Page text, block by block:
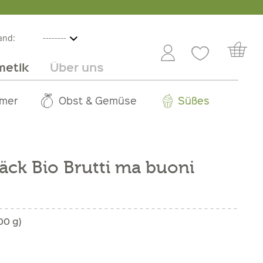
Über uns
Obst & Gemüse Süßes
Großhandel Service Jobs
Bio Brutti ma buoni
g)